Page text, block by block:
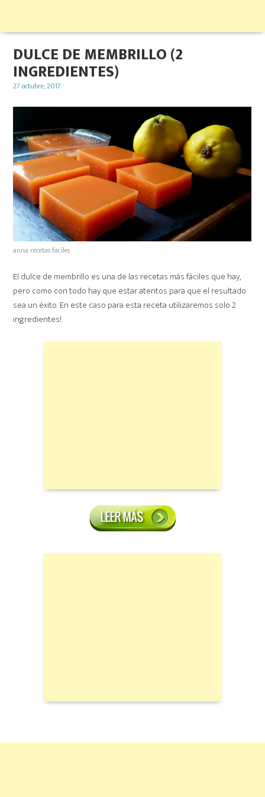
DULCE DE MEMBRILLO (2
INGREDIENTES)
Posted
27 octubre, 2017
anna recetas faciles
El dulce de membrillo es una de las recetas más fáciles que hay,
pero como con todo hay que estar atentos para que el resultado
sea un éxito. En este caso para esta receta utilizaremos solo 2
ingredientes!